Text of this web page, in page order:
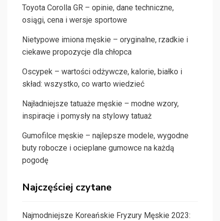
Toyota Corolla GR – opinie, dane techniczne,
osiągi, cena i wersje sportowe
Nietypowe imiona męskie – oryginalne, rzadkie i
ciekawe propozycje dla chłopca
Oscypek – wartości odżywcze, kalorie, białko i
skład: wszystko, co warto wiedzieć
Najładniejsze tatuaże męskie – modne wzory,
inspiracje i pomysły na stylowy tatuaż
Gumofilce męskie – najlepsze modele, wygodne
buty robocze i ocieplane gumowce na każdą
pogodę
Najczęściej czytane
Najmodniejsze Koreańskie Fryzury Męskie 2023: